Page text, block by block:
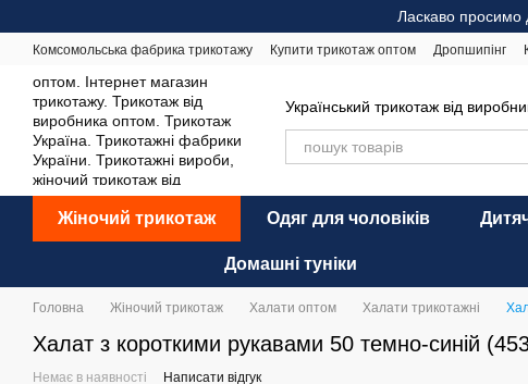
Ласкаво просимо
Комсомольська фабрика трикотажу Купити трикотаж оптом Дропшипінг
Український трикотаж від
Жіночий трикотаж Одяг для чоловіків
Домашні туніки
Головна Жіночий трикотаж Халати оптом Халати трикотажні
Халат з короткими рукавами 50 темно-синій
Немає в наявності Написати відгук